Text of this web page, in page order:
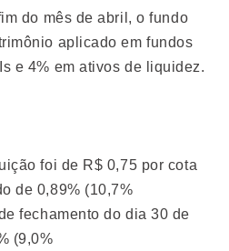
do mês de abril, o fundo
aplicado em fundos
e 4% em ativos de liquidez.
foi de R$ 0,75 por cota
de 0,89% (10,7%
fechamento do dia 30 de
(9,0%